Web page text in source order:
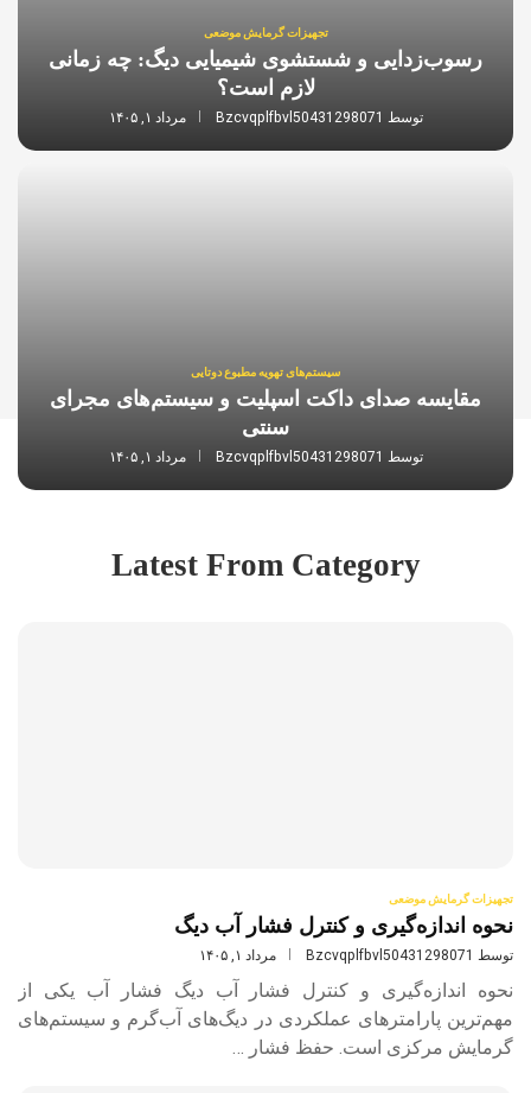
تجهیزات گرمایش موضعی
رسوب‌زدایی و شستشوی شیمیایی دیگ: چه زمانی
لازم است؟
توسط Bzcvqplfbvl50431298071 مرداد ۱, ۱۴۰۵
سیستم‌های تهویه مطبوع دوتایی
مقایسه صدای داکت اسپلیت و سیستم‌های مجرای
سنتی
توسط Bzcvqplfbvl50431298071 مرداد ۱, ۱۴۰۵
Latest From Category
تجهیزات گرمایش موضعی
نحوه اندازه‌گیری و کنترل فشار آب دیگ
توسط Bzcvqplfbvl50431298071 مرداد ۱, ۱۴۰۵
نحوه اندازه‌گیری و کنترل فشار آب دیگ فشار آب یکی از
مهم‌ترین پارامترهای عملکردی در دیگ‌های آب‌گرم و سیستم‌های
گرمایش مرکزی است. حفظ فشار …